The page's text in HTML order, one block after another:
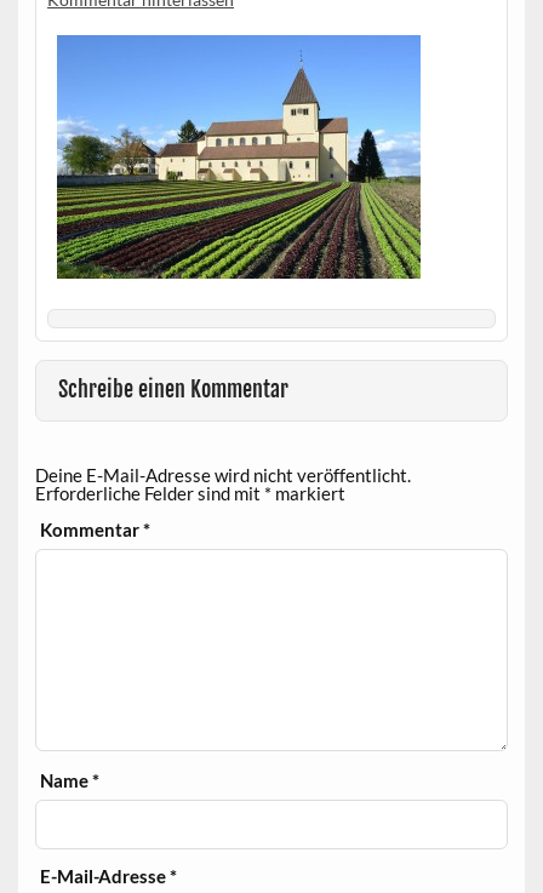
Schreibe einen Kommentar
Deine E-Mail-Adresse wird nicht veröffentlicht.
Erforderliche Felder sind mit * markiert
Kommentar*
Name*
E-Mail-Adresse*